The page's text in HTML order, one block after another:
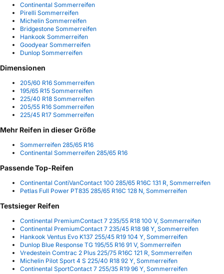
Continental Sommerreifen
Pirelli Sommerreifen
Michelin Sommerreifen
Bridgestone Sommerreifen
Hankook Sommerreifen
Goodyear Sommerreifen
Dunlop Sommerreifen
Dimensionen
205/60 R16 Sommerreifen
195/65 R15 Sommerreifen
225/40 R18 Sommerreifen
205/55 R16 Sommerreifen
225/45 R17 Sommerreifen
Mehr Reifen in dieser Größe
Sommerreifen 285/65 R16
Continental Sommerreifen 285/65 R16
Passende Top-Reifen
Continental ContiVanContact 100 285/65 R16C 131 R, Sommerreifen
Petlas Full Power PT835 285/65 R16C 128 N, Sommerreifen
Testsieger Reifen
Continental PremiumContact 7 235/55 R18 100 V, Sommerreifen
Continental PremiumContact 7 235/45 R18 98 Y, Sommerreifen
Hankook Ventus Evo K137 255/45 R19 104 Y, Sommerreifen
Dunlop Blue Response TG 195/55 R16 91 V, Sommerreifen
Vredestein Comtrac 2 Plus 225/75 R16C 121 R, Sommerreifen
Michelin Pilot Sport 4 S 225/40 R18 92 Y, Sommerreifen
Continental SportContact 7 255/35 R19 96 Y, Sommerreifen